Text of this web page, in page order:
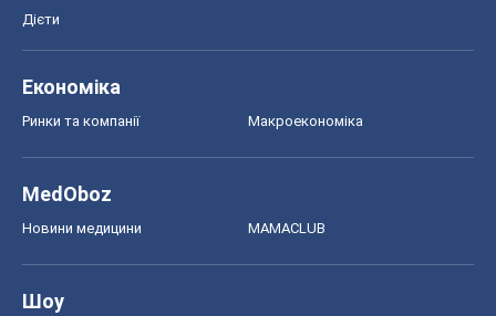
Дієти
Економіка
Ринки та компанії Макроекономіка
MedOboz
Новини медицини MAMACLUB
Шоу